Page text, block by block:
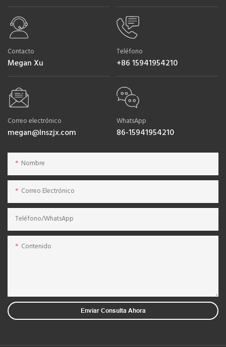
Contacto
Megan Xu
Teléfono
+86 15941954210
Correo electrónico
megan@lnszjx.com
WhatsApp
86-15941954210
Nombre
Correo Electrónico
Teléfono/WhatsApp
Contenido
Enviar Consulta Ahora